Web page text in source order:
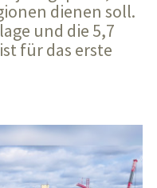
dienen soll.
und die 5,7
für das erste